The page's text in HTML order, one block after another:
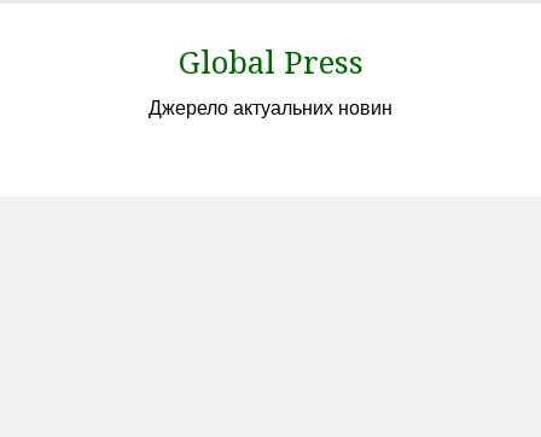
Global Press
Джерело актуальних новин